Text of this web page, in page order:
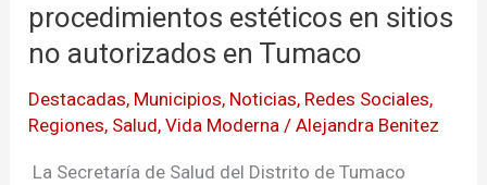
procedimientos estéticos en sitios
no autorizados en Tumaco
Destacadas, Municipios, Noticias, Redes Sociales,
Regiones, Salud,Vida Moderna /Alejandra Benitez
La Secretaría de Salud del Distrito de Tumaco